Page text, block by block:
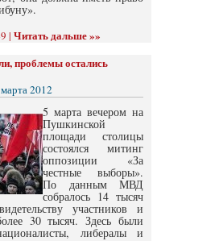
| Читать дальше »»
проблемы остались
2012
5 марта вечером на
Пушкинской
площади столицы
состоялся митинг
оппозиции «За
честные выборы».
По данным МВД
собралось 14 тысяч
участников и
30 тысяч. Здесь были
либералы и